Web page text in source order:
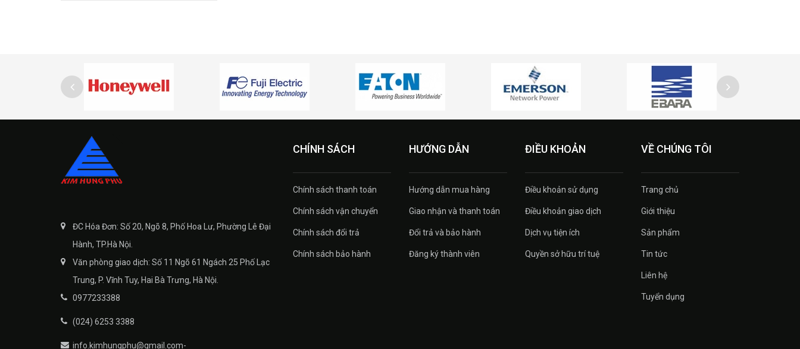
ĐC Hóa Đơn: Số 20, Ngõ 8, Phố Hoa Lư, Phường Lê Đại
Hành, TP.Hà Nội.
Văn phòng giao dịch: Số 11 Ngõ 61 Ngách 25 Phố Lạc
Trung, P. Vĩnh Tuy, Hai Bà Trưng, Hà Nội.
0977233388
(024) 6253 3388
info.kimhungphu@gmail.com-
CHÍNH SÁCH
Chính sách thanh toán
Chính sách vận chuyển
Chính sách đổi trả
Chính sách bảo hành
HƯỚNG DẪN
Hướng dẫn mua hàng
Giao nhận và thanh toán
Đổi trả và bảo hành
Đăng ký thành viên
ĐIỀU KHOẢN
Điều khoản sử dụng
Điều khoản giao dịch
Dịch vụ tiện ích
Quyền sở hữu trí tuệ
VỀ CHÚNG TÔI
Trang chủ
Giới thiệu
Sản phẩm
Tin tức
Liên hệ
Tuyển dụng